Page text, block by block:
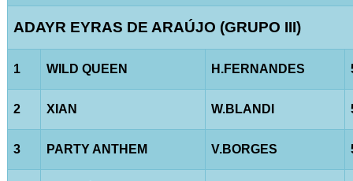
ADAYR EYRAS DE ARAÚJO (GRUPO III)
1 WILD QUEEN H.FERNANDES
2 XIAN W.BLANDI
3 PARTY ANTHEM V.BORGES